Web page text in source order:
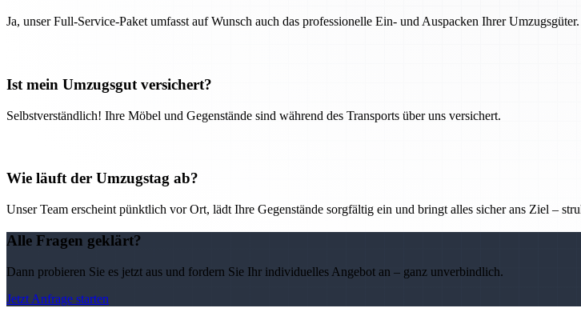
Ja, unser Full-Service-Paket umfasst auf Wunsch auch das professionelle Ein- und Auspacken Ihrer Umzugsgüter.
Ist mein Umzugsgut versichert?
Selbstverständlich! Ihre Möbel und Gegenstände sind während des Transports über uns versichert.
Wie läuft der Umzugstag ab?
Unser Team erscheint pünktlich vor Ort, lädt Ihre Gegenstände sorgfältig ein und bringt alles sicher ans Ziel –
Alle Fragen geklärt?
Dann probieren Sie es jetzt aus und fordern Sie Ihr individuelles Angebot an – ganz unverbindlich.
Jetzt Anfrage starten